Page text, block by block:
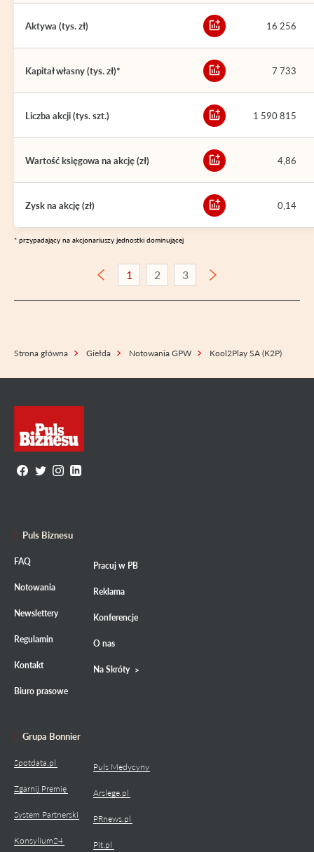
Aktywa (tys. zł) 16 256
Kapitał własny (tys. zł)* 7 733
Liczba akcji (tys. szt.) 1 590 815
Wartość księgowa na akcję (zł) 4,86
Zysk na akcję (zł) 0,14
* przypadający na akcjonariuszy jednostki dominującej
1 2 3
Strona główna Giełda Notowania GPW Kool2Play SA (K2P)
Puls Biznesu
FAQ
Notowania
Newslettery
Regulamin
Kontakt
Biuro prasowe
Pracuj w PB
Reklama
Konferencje
O nas
Na Skróty
Grupa Bonnier
Spotdata.pl
Zgarnij Premię
System Partnerski
Konsylium24
Puls Medycyny
Arslege.pl
PRnews.pl
Pit.pl